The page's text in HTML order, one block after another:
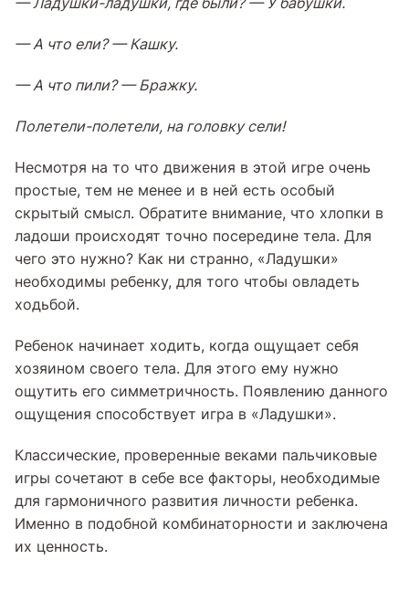
—А что ели?—Кашку.
—А что пили?—Бражку.
Полетели-полетели, на головку сели!
Несмотря на то что движения в этой игре очень
простые, тем не менее и в ней есть особый
скрытый смысл. Обратите внимание, что хлопки в
ладоши происходят точно посередине тела. Для
чего это нужно? Как ни странно, «Ладушки»
необходимы ребенку, для того чтобы овладеть
ходьбой.
Ребенок начинает ходить, когда ощущает себя
хозяином своего тела. Для этого ему нужно
ощутить его симметричность. Появлению данного
ощущения способствует игра в «Ладушки».
Классические, проверенные веками пальчиковые
игры сочетают в себе все факторы, необходимые
для гармоничного развития личности ребенка.
Именно в подобной комбинаторности и заключена
их ценность.